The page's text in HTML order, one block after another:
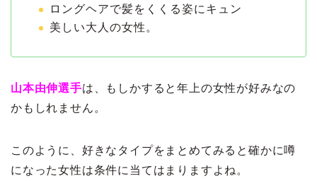
ロングヘアで髪をくくる姿にキュン
美しい大人の女性。
山本由伸選手は、もしかすると年上の女性が好みなの
かもしれません。
このように、好きなタイプをまとめてみると確かに噂
になった女性は条件に当てはまりますよね。